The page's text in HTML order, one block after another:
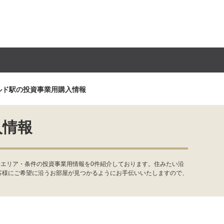
駅の投資事業用購入情報
報
リア・条件の投資事業用情報を0件紹介しております。住みたい沿
にご希望に沿うお部屋が見つかるようにお手伝いいたしますので、